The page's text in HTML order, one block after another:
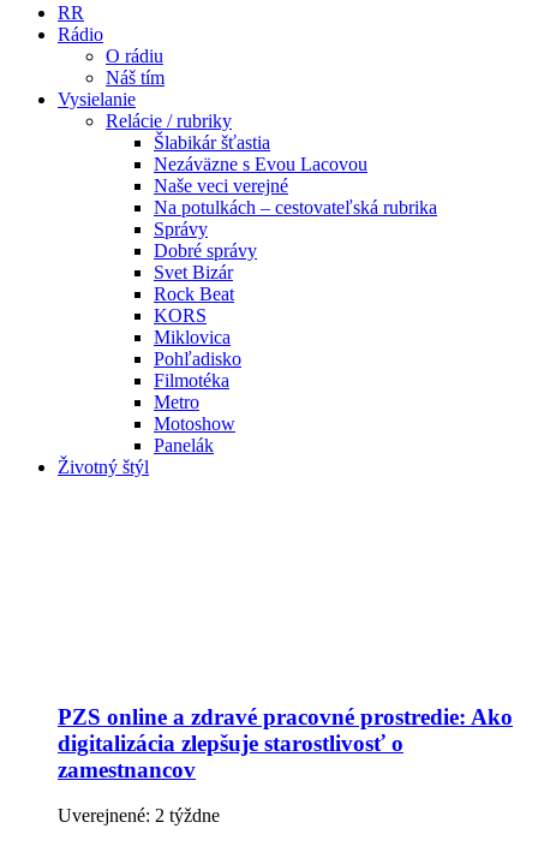
RR
Rádio
O rádiu
Náš tím
Vysielanie
Relácie / rubriky
Šlabikár šťastia
Nezáväzne s Evou Lacovou
Naše veci verejné
Na potulkách – cestovateľská rubrika
Správy
Dobré správy
Svet Bizár
Rock Beat
KORS
Miklovica
Pohľadisko
Filmotéka
Metro
Motoshow
Panelák
Životný štýl
PZS online a zdravé pracovné prostredie: Ako
digitalizácia zlepšuje starostlivosť o
zamestnancov
Uverejnené: 2 týždne